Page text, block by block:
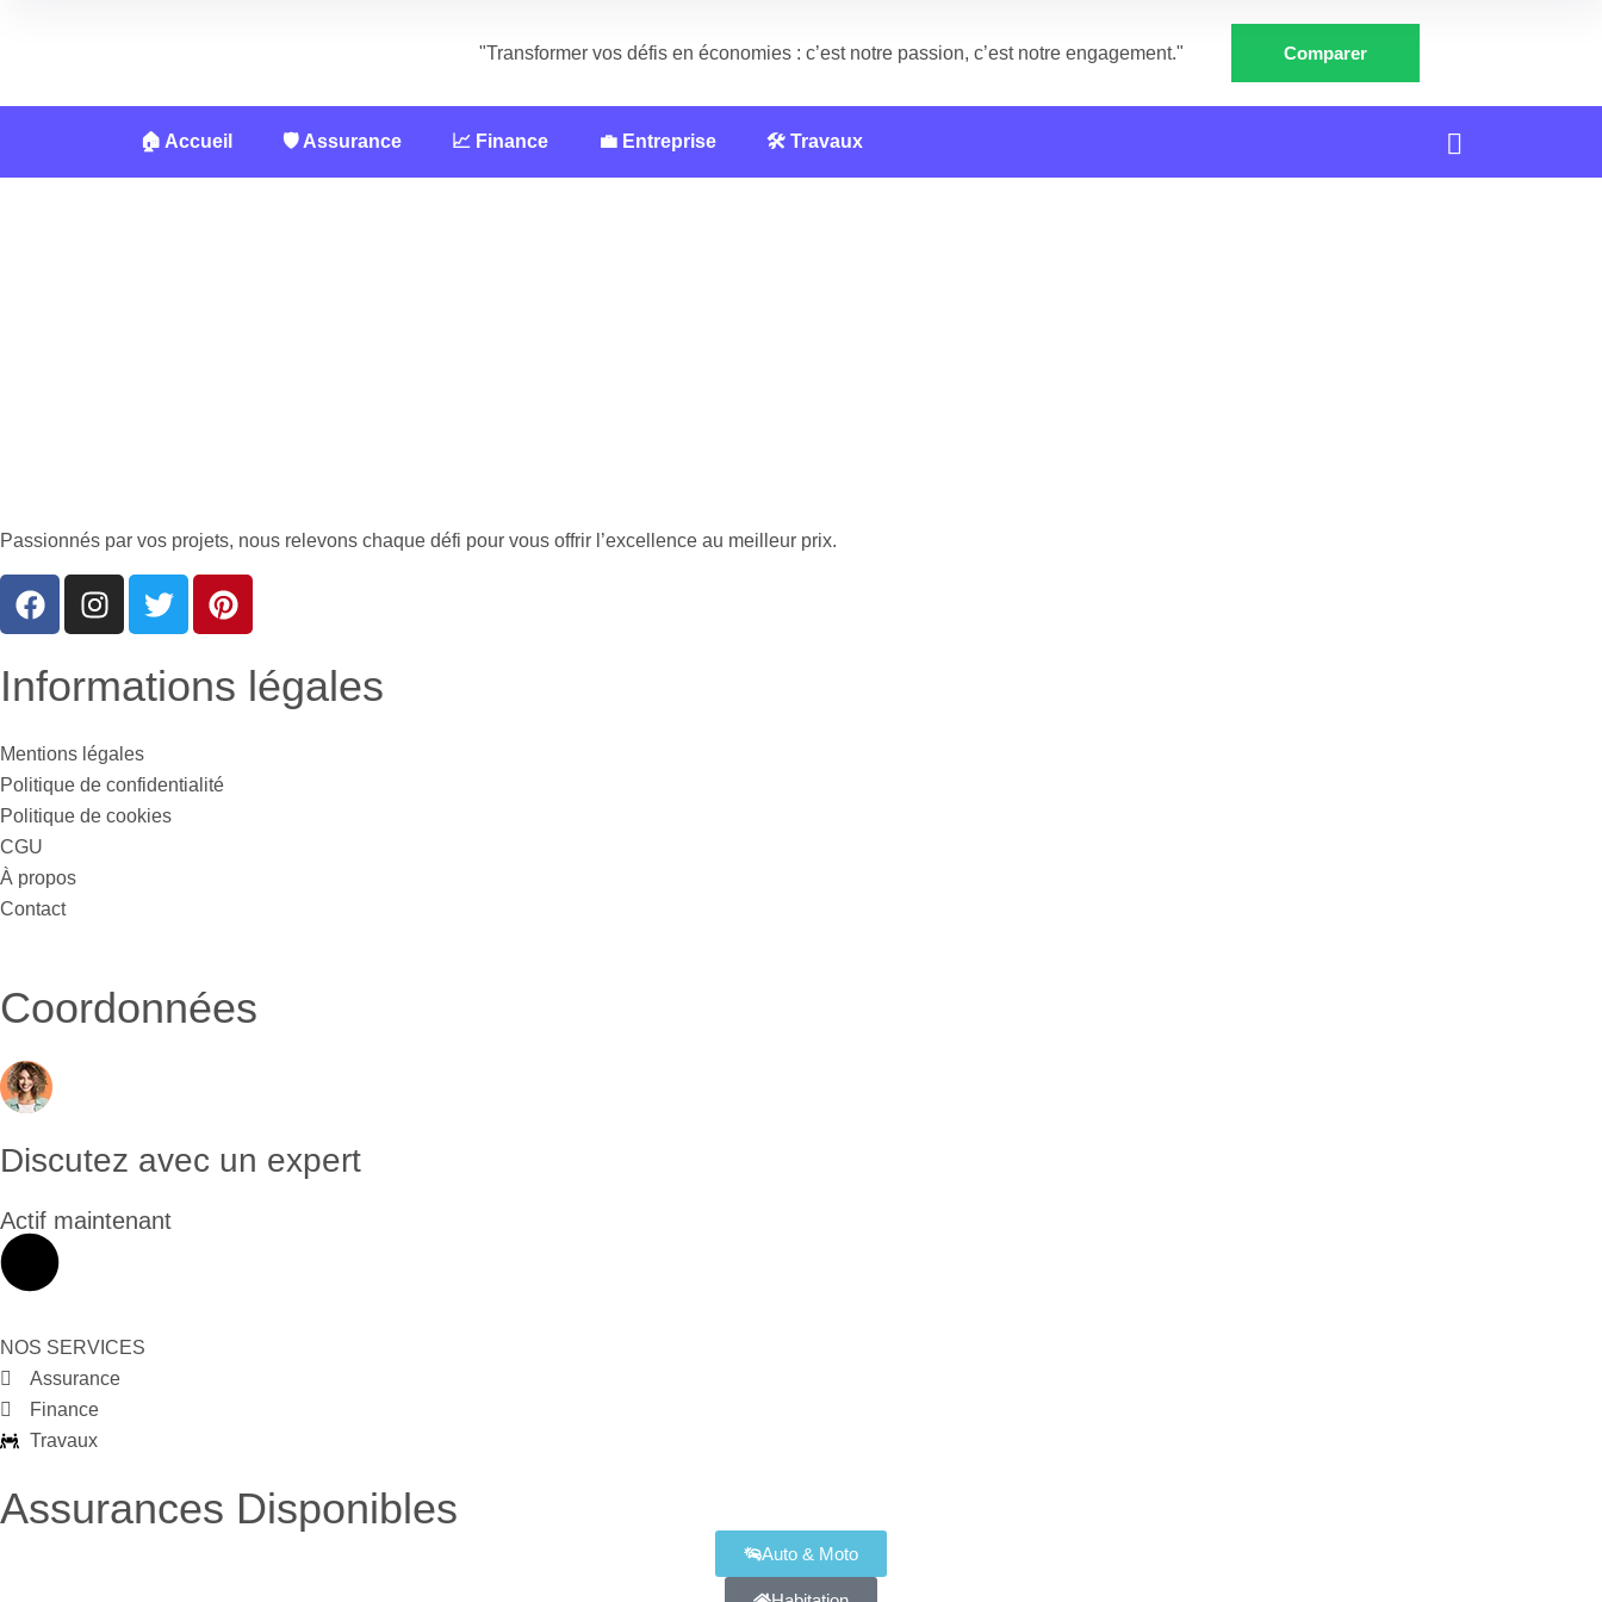
"Transformer vos défis en économies : c’est notre passion, c’est notre engagement." Comparer
🏠 Accueil 🛡️ Assurance 📈 Finance 💼 Entreprise 🛠️ Travaux
Passionnés par vos projets, nous relevons chaque défi pour vous offrir l’excellence au meilleur prix.
Informations légales
Mentions légales
Politique de confidentialité
Politique de cookies
CGU
À propos
Contact
Coordonnées
Discutez avec un expert
Actif maintenant
NOS SERVICES
Assurance
Finance
Travaux
Assurances Disponibles
Auto & Moto